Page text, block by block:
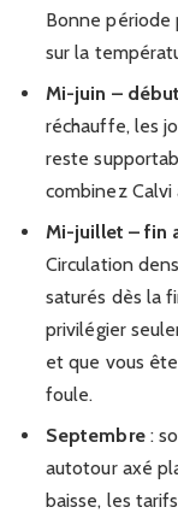
Bonne période
sur la
Mi-juin –
réchauffe, les
reste
combinez Calvi
Mi-juillet – fin
Circulation
saturés dès la
privilégier
et que vous
foule.
Septembre:
autotour axé
baisse, les